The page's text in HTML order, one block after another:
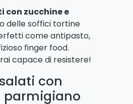
con zucchine e
delle soffici tortine
come antipasto,
finger food.
capace di resistere!
con
parmigiano